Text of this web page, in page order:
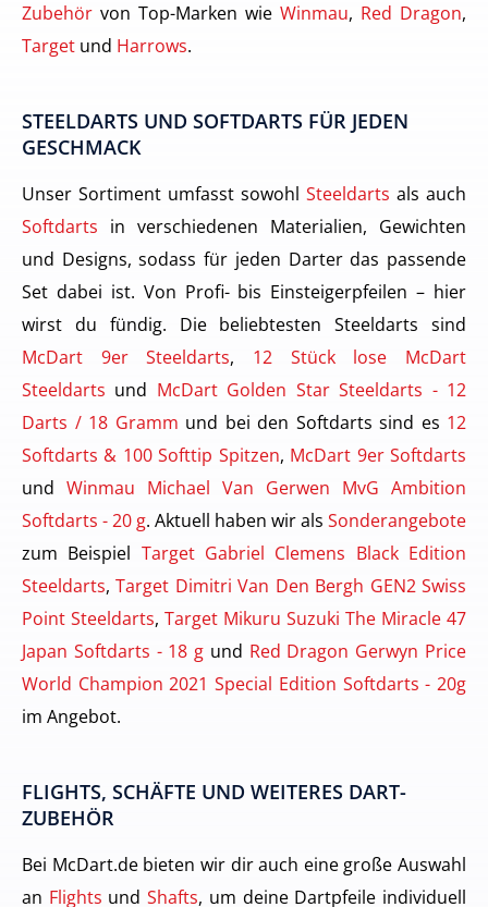
Zubehör von Top-Marken wie Winmau, Red Dragon,
Target und Harrows.
STEELDARTS UND SOFTDARTS FÜR JEDEN
GESCHMACK
Unser Sortiment umfasst sowohl Steeldarts als auch
Softdarts in verschiedenen Materialien, Gewichten
und Designs, sodass für jeden Darter das passende
Set dabei ist. Von Profi- bis Einsteigerpfeilen – hier
wirst du fündig. Die beliebtesten Steeldarts sind
McDart 9er Steeldarts, 12 Stück lose McDart
Steeldarts und McDart Golden Star Steeldarts - 12
Darts / 18 Gramm und bei den Softdarts sind es 12
Softdarts & 100 Softtip Spitzen, McDart 9er Softdarts
und Winmau Michael Van Gerwen MvG Ambition
Softdarts - 20 g. Aktuell haben wir als Sonderangebote
zum Beispiel Target Gabriel Clemens Black Edition
Steeldarts,Target Dimitri Van Den Bergh GEN2 Swiss
Point Steeldarts, Target Mikuru Suzuki The Miracle 47
Japan Softdarts - 18 g und Red Dragon Gerwyn Price
World Champion 2021 Special Edition Softdarts - 20g
im Angebot.
FLIGHTS, SCHÄFTE UND WEITERES DART-
ZUBEHÖR
Bei McDart.de bieten wir dir auch eine große Auswahl
an Flights undShafts, um deine Dartpfeile individuell